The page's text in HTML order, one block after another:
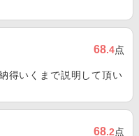
68.4点
得いくまで説明して頂い
68.2点